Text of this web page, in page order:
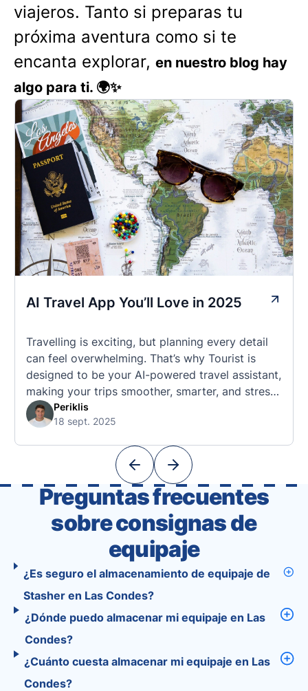
viajeros. Tanto si preparas tu
próxima aventura como si te
encanta explorar, en nuestro blog hay
algo para ti. 🌍✨
AI Travel App You’ll Love in 2025
Travelling is exciting, but planning every detail
can feel overwhelming. That’s why Tourist is
designed to be your AI-powered travel assistant,
making your trips smoother, smarter, and stress-
free. 🧭 What Makes the Tourist App Unique?
Unlike standard travel apps, Tourist combines
With Tourist, your trip planning becomes as
Periklis
18 sept. 2025
Preguntas frecuentes
sobre consignas de
equipaje
¿Es seguro el almacenamiento de equipaje de
Stasher en Las Condes?
¿Dónde puedo almacenar mi equipaje en Las
Condes?
¿Cuánto cuesta almacenar mi equipaje en Las
Condes?